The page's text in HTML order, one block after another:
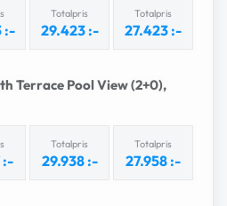
:-
Totalpris
29.423 :-
Totalpris
27.423 :-
Terrace Pool View (2+0),
:-
Totalpris
29.938 :-
Totalpris
27.958 :-